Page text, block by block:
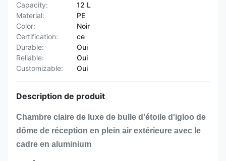
Capacity:
12 L
Material:
PE
Color:
Noir
Certification:
ce
Durable:
Oui
Reliable:
Oui
Customizable:
Oui
Description de produit
Chambre claire de luxe de bulle d'étoile d'igloo de
dôme de réception en plein air extérieure avec le
cadre en aluminium